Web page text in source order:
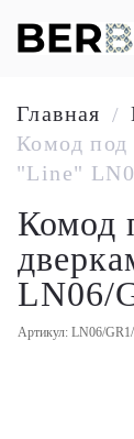
Главная /
Комод под
"Line"
Комод
LN06/
Артикул: LN06/